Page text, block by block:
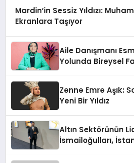
Mardin’in Sessiz Yıldızı:
Ekranlara Taşıyor
Aile Danışmanı
Yolunda Bireysel
Zenne Emre Aşık:
Yeni Bir Yıldız
Altın Sektörünün
İsmailoğulları,